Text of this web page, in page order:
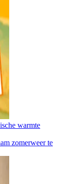
warmte
zomerweer te